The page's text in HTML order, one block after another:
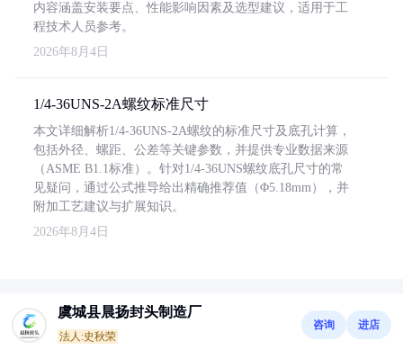
内容涵盖安装要点、性能影响因素及选型建议，适用于工
程技术人员参考。
2026年8月4日
1/4-36UNS-2A螺纹标准尺寸
本文详细解析1/4-36UNS-2A螺纹的标准尺寸及底孔计算，
包括外径、螺距、公差等关键参数，并提供专业数据来源
（ASME B1.1标准）。针对1/4-36UNS螺纹底孔尺寸的常
见疑问，通过公式推导给出精确推荐值（Φ5.18mm），并
附加工艺建议与扩展知识。
2026年8月4日
虞城县晨扬封头制造厂
法人:史秋荣
咨询 进店